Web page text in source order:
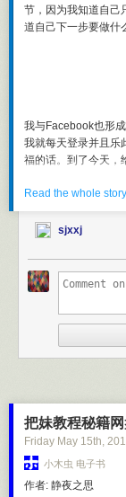
原文：什么是马术心
我把制定计划看作视
思维上创造一份个人
是怎样。未来纯粹
的全部作用，就在
现自己的那些目标。
我现在没有制定计划
如果你没有什么真正
长10%的目标，只
现在，要是你定下一
就得拨开脑中迷雾
子，并指导自己在
做什么根本就不清楚
现在请想象上述情景
划，能确切展示自己
这时又将怎样？这份
须开始做什么。这份
若自己按计划行动，
节，因为我知道自己
道自己下一步要做什
我与Facebook也形
我就每天登录并且乐
福的话。到了今天，
没。我担心漏掉一两
祝福。Facebook让
有Facebook，你又
失了部分记忆？
实际上，如果我不
要点点鼠标便会记
辅助工具。我上周
记录，看看我在上周
我是个路痴，经常搞
路痴，只是不分东南
Read the whole story
sjxxj
把妹教程秘籍
Friday May 15th,
小木虫 电子书
作者: 静夜之思